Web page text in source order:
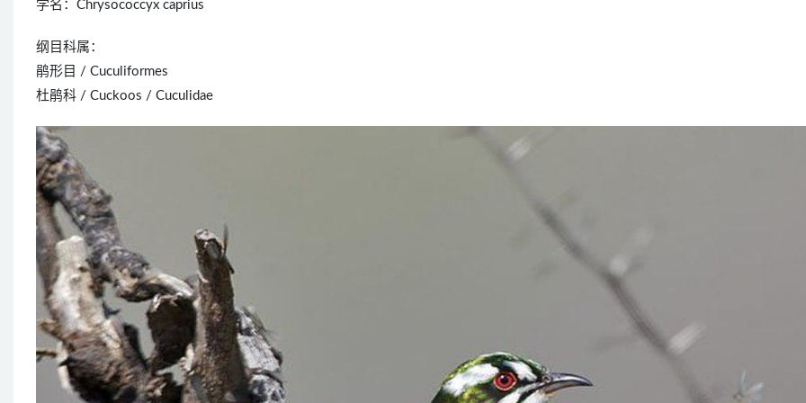
学名：Chrysococcyx caprius
纲目科属：
鹃形目 / Cuculiformes
杜鹃科 / Cuckoos / Cuculidae